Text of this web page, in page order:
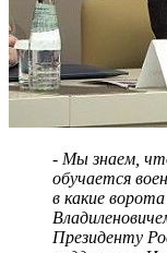
- Мы знаем,
обучается
в какие
Президенту